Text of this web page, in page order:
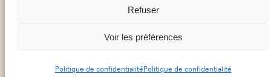
Refuser
Voir les préférences
Politique de confidentialitéPolitique de confidentialité